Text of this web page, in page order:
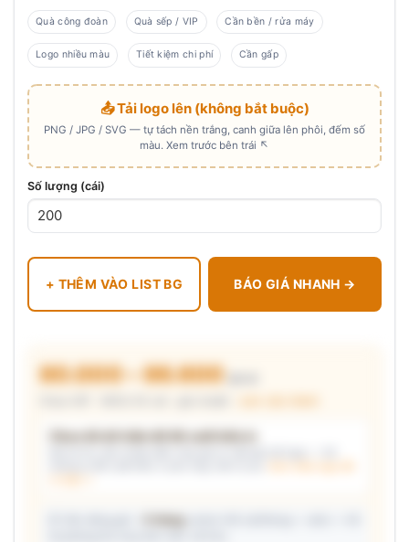
Quà công đoàn Quà sếp / VIP Cần bền / rửa máy
Logo nhiều màu Tiết kiệm chi phí Cần gấp
📤 Tải logo lên (không bắt buộc)
PNG / JPG / SVG — tự tách nền trắng, canh giữa lên phôi, đếm số
màu. Xem trước bên trái ↖
Số lượng (cái)
+ THÊM VÀO LIST BG BÁO GIÁ NHANH →
80.000 – 86.600